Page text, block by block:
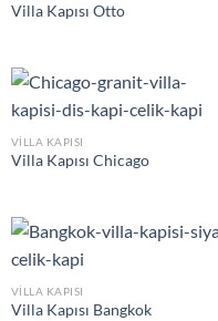
Villa Kapısı Otto
VILLA KAPISI
Villa Kapısı Chicago
VILLA KAPISI
Villa Kapısı Bangkok